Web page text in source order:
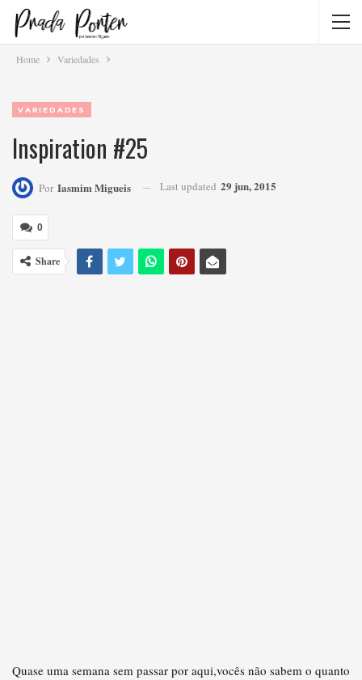
Home Variedades
VARIEDADES
Inspiration #25
Por Iasmim Migueis Last updated 29 jun, 2015
0
Share
Quase uma semana sem passar por aqui,vocês não sabem o quanto